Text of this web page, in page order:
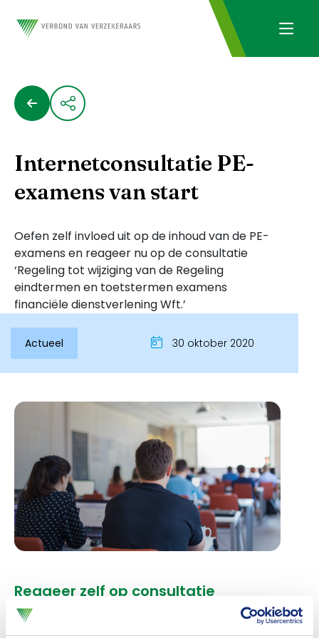
Inloggen
Internetconsultatie PE-
examens van start
Oefen zelf invloed uit op de inhoud van de PE-
examens en reageer nu op de consultatie
‘Regeling tot wijziging van de Regeling
eindtermen en toetstermen examens
financiële dienstverlening Wft.’
Actueel 30 oktober 2020
Reageer zelf op consultatie
Reageren op de consultatie
van het ministerie van